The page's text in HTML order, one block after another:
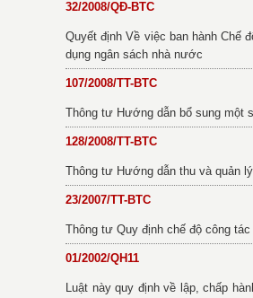
32/2008/QĐ-BTC
Quyết định Về việc ban hành Chế
dụng ngân sách nhà nước
107/2008/TT-BTC
Thông tư Hướng dẫn bổ sung một
128/2008/TT-BTC
Thông tư Hướng dẫn thu và quản
23/2007/TT-BTC
Thông tư Quy định chế độ công
01/2002/QH11
Luật này quy định về lập, chấp